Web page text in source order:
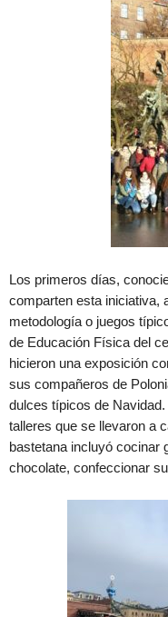
Los primeros días,
comparten esta iniciativa,
metodología o juegos
de Educación Física del
hicieron una exposición
sus compañeros de
dulces típicos de
talleres que se llevaron a
bastetana incluyó cocinar
chocolate, confeccionar